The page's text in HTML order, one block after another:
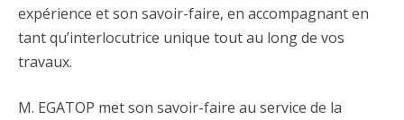
expérience et son savoir-faire, en accompagnant en
tant qu’interlocutrice unique tout au long de vos
travaux.
M. EGATOP met son savoir-faire au service de la